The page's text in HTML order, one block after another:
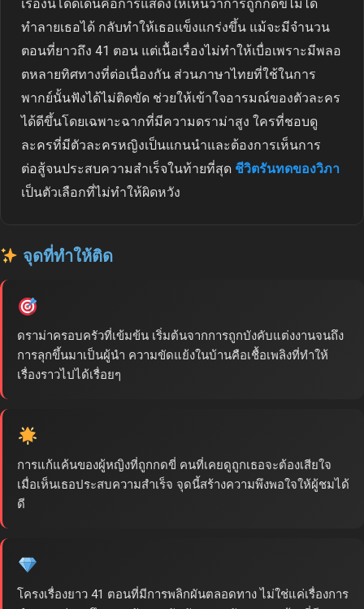
เรื่องนี้โดดเด่นคือการแสดงให้เห็นว่าการถูกกดขี่ไม่ได้
ทำลายเธอได้ กลับทำให้เธอแข็งแกร่งขึ้น แม้จะมีจำนวน
ตอนที่ยาวถึง 41 ตอน แต่เนื้อเรื่องไม่ทำให้เบื่อเพราะมีพลอ
ตหลายทิศทางที่ต่อเนื่องกัน ส่วนภาษาไทยที่ใช้ในการ
พากย์นั้นฟังได้ไม่ติดขัด ช่วยให้เข้าใจอารมณ์ของตัวละคร
ได้ดีขึ้นโดยเฉพาะฉากที่มีความดราม่าสูง ใครที่ชอบดู
ละครที่มีตัวละครหญิงเป็นแกนนำและต้องการเห็นการ
ต่อสู้จนประสบความสำเร็จในท้ายที่สุด ชีวิตรันทดของวิภา
เป็นตัวเลือกที่ไม่ทำให้ผิดหวัง
จุดที่ทำให้ติด
ดราม่าครอบครัวที่เข้มข้น เริ่มต้นจากการถูกบังคับแต่งงานจนถึง
การลุกขึ้นมาเป็นผู้นำ ความขัดแย้งในบ้านคือเชื้อเพลิงที่ทำให้
เรื่องราวไปได้เรื่อยๆ
การแก้แค้นของผู้หญิงที่ถูกกดขี่ คนที่เคยดูถูกเธอจะต้องเสียใจ
เมื่อเห็นเธอประสบความสำเร็จ จุดนี้สร้างความพึงพอใจให้ผู้ชมได้
ดี
โครงเรื่องยาว 41 ตอนที่มีการพลิกผันตลอดทาง ไม่ใช่แค่เรื่องการ